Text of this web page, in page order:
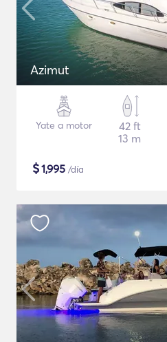
Azimut
Yate a motor
42 ft
13 m
$1,995 /día